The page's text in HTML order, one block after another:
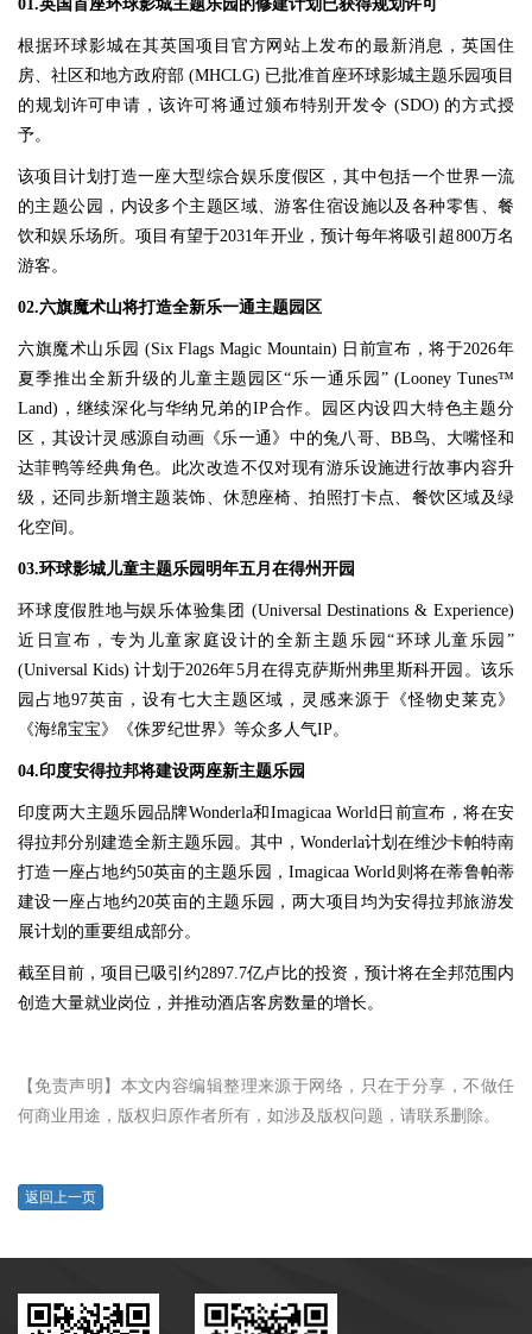
01.英国首座环球影城主题乐园的修建计划已获得规划许可
根据环球影城在其英国项目官方网站上发布的最新消息，英国住
房、社区和地方政府部 (MHCLG) 已批准首座环球影城主题乐园项目
的规划许可申请，该许可将通过颁布特别开发令 (SDO) 的方式授
予。
该项目计划打造一座大型综合娱乐度假区，其中包括一个世界一流
的主题公园，内设多个主题区域、游客住宿设施以及各种零售、餐
饮和娱乐场所。项目有望于2031年开业，预计每年将吸引超800万名
游客。
02.六旗魔术山将打造全新乐一通主题园区
六旗魔术山乐园 (Six Flags Magic Mountain) 日前宣布，将于2026年
夏季推出全新升级的儿童主题园区“乐一通乐园” (Looney Tunes™
Land)，继续深化与华纳兄弟的IP合作。园区内设四大特色主题分
区，其设计灵感源自动画《乐一通》中的兔八哥、BB鸟、大嘴怪和
达菲鸭等经典角色。此次改造不仅对现有游乐设施进行故事内容升
级，还同步新增主题装饰、休憩座椅、拍照打卡点、餐饮区域及绿
化空间。
03.环球影城儿童主题乐园明年五月在得州开园
环球度假胜地与娱乐体验集团 (Universal Destinations & Experience)
近日宣布，专为儿童家庭设计的全新主题乐园“环球儿童乐园”
(Universal Kids) 计划于2026年5月在得克萨斯州弗里斯科开园。该乐
园占地97英亩，设有七大主题区域，灵感来源于《怪物史莱克》
《海绵宝宝》《侏罗纪世界》等众多人气IP。
04.印度安得拉邦将建设两座新主题乐园
印度两大主题乐园品牌Wonderla和Imagicaa World日前宣布，将在安
得拉邦分别建造全新主题乐园。其中，Wonderla计划在维沙卡帕特南
打造一座占地约50英亩的主题乐园，Imagicaa World则将在蒂鲁帕蒂
建设一座占地约20英亩的主题乐园，两大项目均为安得拉邦旅游发
展计划的重要组成部分。
截至目前，项目已吸引约2897.7亿卢比的投资，预计将在全邦范围内
创造大量就业岗位，并推动酒店客房数量的增长。
【免责声明】本文内容编辑整理来源于网络，只在于分享，不做任
何商业用途，版权归原作者所有，如涉及版权问题，请联系删除。
返回上一页